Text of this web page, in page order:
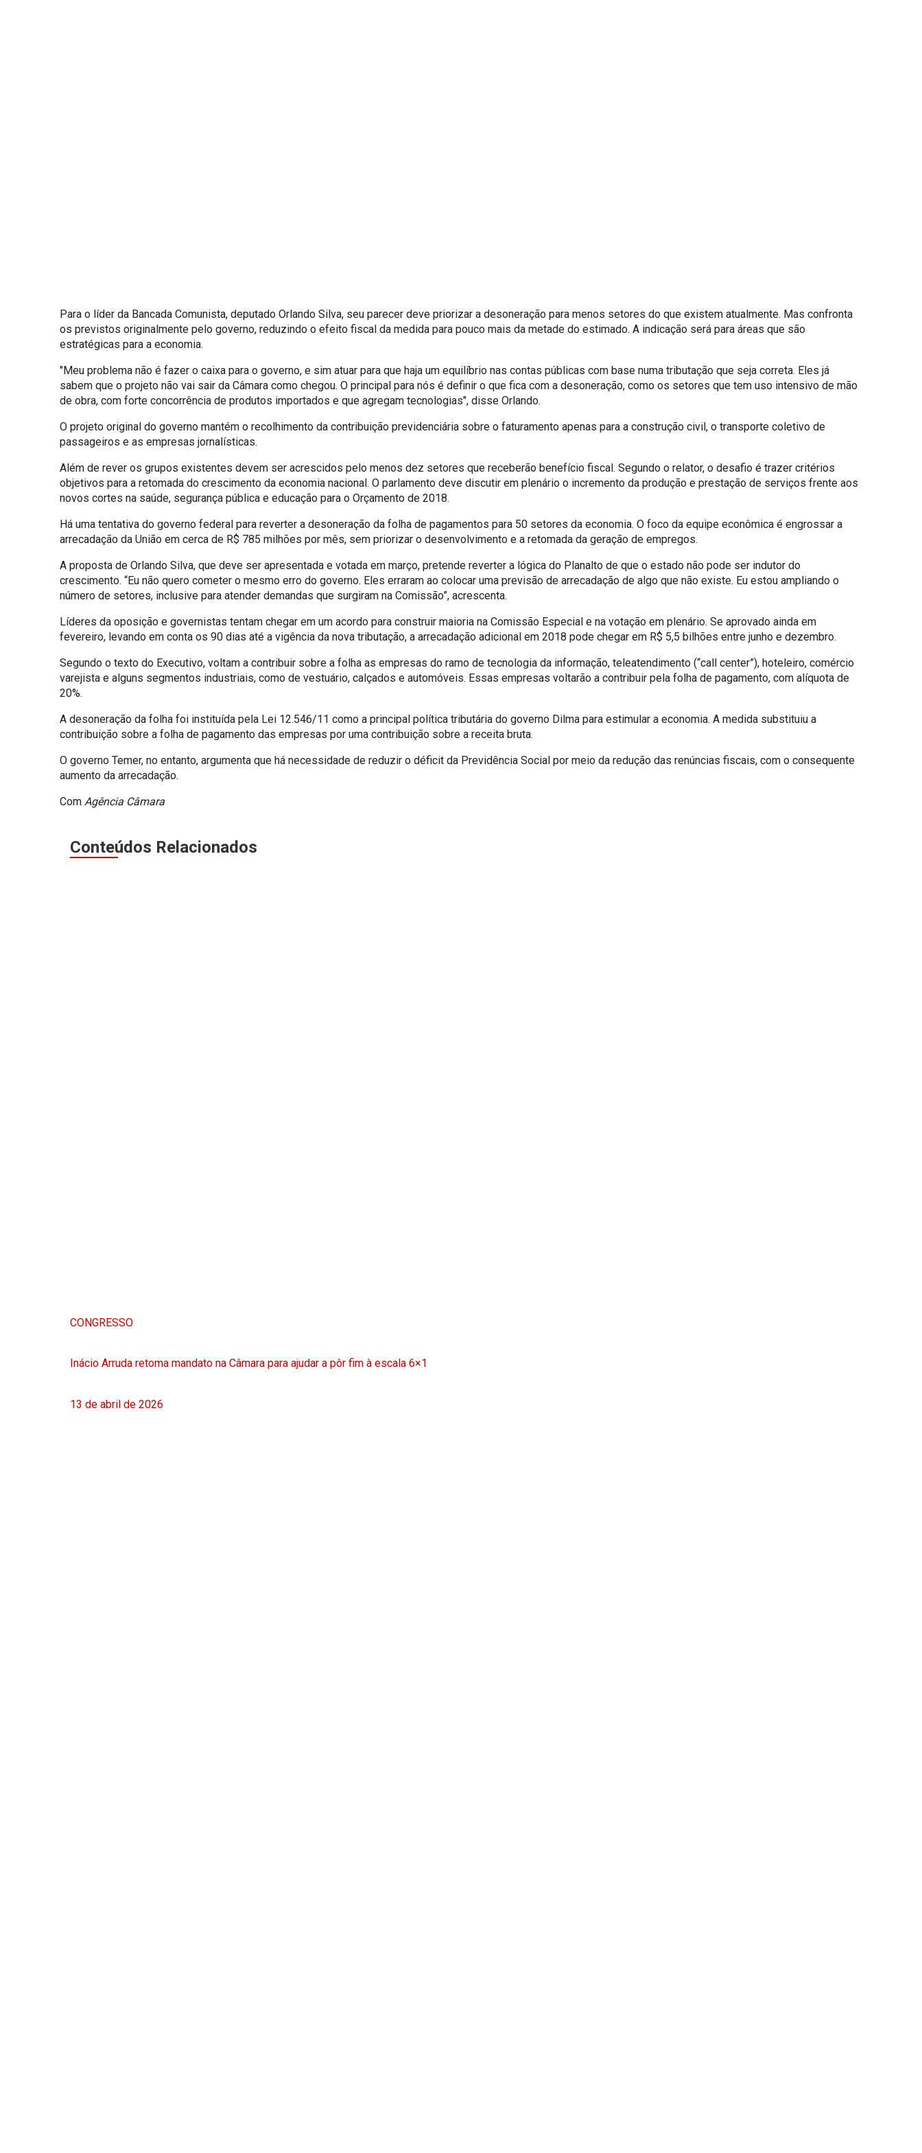
Para o líder da Bancada Comunista, deputado Orlando Silva, seu parecer deve priorizar a desoneração para menos setores do que existem atualmente. Mas confronta
os previstos originalmente pelo governo, reduzindo o efeito fiscal da medida para pouco mais da metade do estimado. A indicação será para áreas que são
estratégicas para a economia.
"Meu problema não é fazer o caixa para o governo, e sim atuar para que haja um equilíbrio nas contas públicas com base numa tributação que seja correta. Eles já
sabem que o projeto não vai sair da Câmara como chegou. O principal para nós é definir o que fica com a desoneração, como os setores que tem uso intensivo de mão
de obra, com forte concorrência de produtos importados e que agregam tecnologias", disse Orlando.
O projeto original do governo mantém o recolhimento da contribuição previdenciária sobre o faturamento apenas para a construção civil, o transporte coletivo de
passageiros e as empresas jornalísticas.
Além de rever os grupos existentes devem ser acrescidos pelo menos dez setores que receberão benefício fiscal. Segundo o relator, o desafio é trazer critérios
objetivos para a retomada do crescimento da economia nacional. O parlamento deve discutir em plenário o incremento da produção e prestação de serviços frente aos
novos cortes na saúde, segurança pública e educação para o Orçamento de 2018.
Há uma tentativa do governo federal para reverter a desoneração da folha de pagamentos para 50 setores da economia. O foco da equipe econômica é engrossar a
arrecadação da União em cerca de R$ 785 milhões por mês, sem priorizar o desenvolvimento e a retomada da geração de empregos.
A proposta de Orlando Silva, que deve ser apresentada e votada em março, pretende reverter a lógica do Planalto de que o estado não pode ser indutor do
crescimento. “Eu não quero cometer o mesmo erro do governo. Eles erraram ao colocar uma previsão de arrecadação de algo que não existe. Eu estou ampliando o
número de setores, inclusive para atender demandas que surgiram na Comissão”, acrescenta.
Líderes da oposição e governistas tentam chegar em um acordo para construir maioria na Comissão Especial e na votação em plenário. Se aprovado ainda em
fevereiro, levando em conta os 90 dias até a vigência da nova tributação, a arrecadação adicional em 2018 pode chegar em R$ 5,5 bilhões entre junho e dezembro.
Segundo o texto do Executivo, voltam a contribuir sobre a folha as empresas do ramo de tecnologia da informação, teleatendimento (“call center”), hoteleiro, comércio
varejista e alguns segmentos industriais, como de vestuário, calçados e automóveis. Essas empresas voltarão a contribuir pela folha de pagamento, com alíquota de
20%.
A desoneração da folha foi instituída pela Lei 12.546/11 como a principal política tributária do governo Dilma para estimular a economia. A medida substituiu a
contribuição sobre a folha de pagamento das empresas por uma contribuição sobre a receita bruta.
O governo Temer, no entanto, argumenta que há necessidade de reduzir o déficit da Previdência Social por meio da redução das renúncias fiscais, com o consequente
aumento da arrecadação.
Com Agência Câmara
Conteúdos Relacionados
CONGRESSO
Inácio Arruda retoma mandato na Câmara para ajudar a pôr fim à escala 6×1
13 de abril de 2026